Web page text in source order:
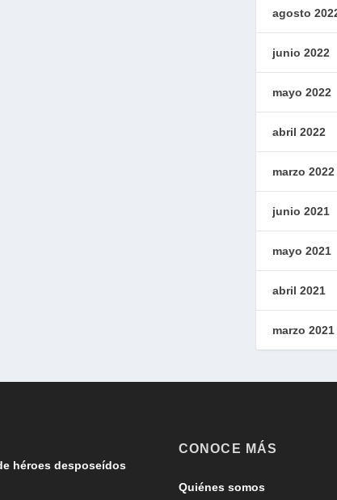
agosto
junio 2022
mayo 2022
abril 2022
marzo 2022
junio 2021
mayo 2021
abril 2021
marzo 2021
héroes desposeídos
CONOCE MÁS
Quiénes somos